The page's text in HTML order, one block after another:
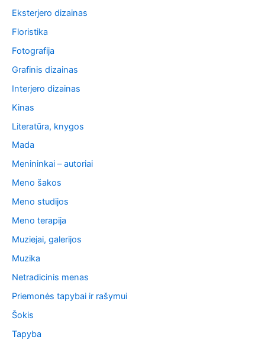
Eksterjero dizainas
Floristika
Fotografija
Grafinis dizainas
Interjero dizainas
Kinas
Literatūra, knygos
Mada
Menininkai – autoriai
Meno šakos
Meno studijos
Meno terapija
Muziejai, galerijos
Muzika
Netradicinis menas
Priemonės tapybai ir rašymui
Šokis
Tapyba